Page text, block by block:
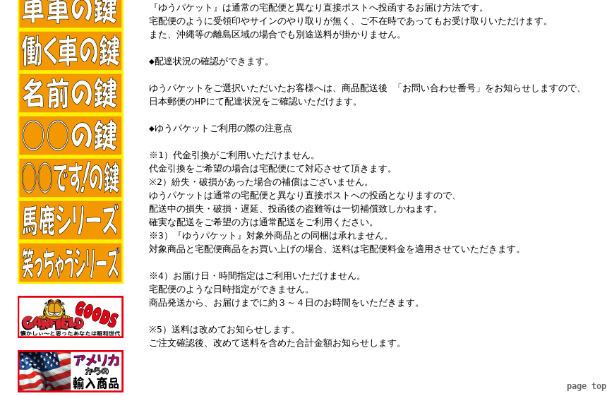
『ゆうパケット』は通常の宅配便と異なり直接ポストへ投函するお届け方法です。
宅配便のように受領印やサインのやり取りが無く、ご不在時であってもお受け取りいただけます。
また、沖縄等の離島区域の場合でも別途送料が掛かりません。
◆配達状況の確認ができます。
ゆうパケットをご選択いただいたお客様へは、商品配送後 「お問い合わせ番号」をお知らせしますので、
日本郵便のHPにて配達状況をご確認いただけます。
◆ゆうパケットご利用の際の注意点
※1）代金引換がご利用いただけません。
代金引換をご希望の場合は宅配便にて対応させて頂きます。
※2）紛失・破損があった場合の補償はございません。
ゆうパケットは通常の宅配便と異なり直接ポストへの投函となりますので、
配送中の損失・破損・遅延、投函後の盗難等は一切補償致しかねます。
確実な配送をご希望の方は通常配送をご利用ください。
※3）『ゆうパケット』対象外商品との同梱は承れません。
対象商品と宅配便商品をお買い上げの場合、送料は宅配便料金を適用させていただきます。
※4）お届け日・時間指定はご利用いただけません。
宅配便のような日時指定ができません。
商品発送から、お届けまでに約３～４日のお時間をいただきます。
※5）送料は改めてお知らせします。
ご注文確認後、改めて送料を含めた合計金額お知らせします。
page top